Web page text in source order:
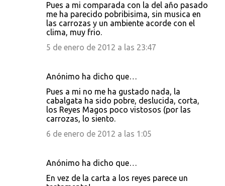
Pues a mi comparada con la del año pasado
me ha parecido pobribisima, sin musica en
las carrozas y un ambiente acorde con el
clima, muy frio.
5 de enero de 2012 a las 23:47
Anónimo ha dicho que…
Pues a mi no me ha gustado nada, la
cabalgata ha sido pobre, deslucida, corta,
los Reyes Magos poco vistosos (por las
carrozas, lo siento.
6 de enero de 2012 a las 1:05
Anónimo ha dicho que…
En vez de la carta a los reyes parece un